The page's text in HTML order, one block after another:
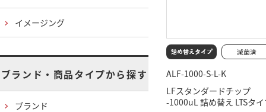
ALF-1000-S-L-K
LFスタンダードチップ
-1000uL 詰め替え LTSタ
イメージング
ブランド・商品タイプから探す
ブランド